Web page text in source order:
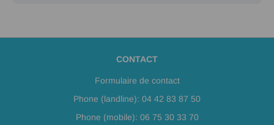
CONTACT
Formulaire de contact
Phone (landline): 04 42 83 87 50
Phone (mobile): 06 75 30 33 70